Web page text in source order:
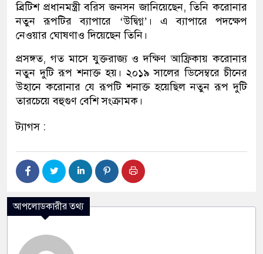
ব্রিটিশ প্রধানমন্ত্রী বরিস জনসন জানিয়েছেন, তিনি করোনার
নতুন রূপটির ব্যাপারে ‘উদ্বিগ্ন’। এ ব্যাপারে পদক্ষেপ
নেওয়ার ঘোষণাও দিয়েছেন তিনি।
প্রসঙ্গত, গত মাসে যুক্তরাজ্য ও দক্ষিণ আফ্রিকায় করোনার
নতুন দুটি রূপ শনাক্ত হয়। ২০১৯ সালের ডিসেম্বরে চীনের
উহানে করোনার যে রূপটি শনাক্ত হয়েছিল নতুন রূপ দুটি
তারচেয়ে বহুগুণ বেশি সংক্রামক।
ট্যাগস :
আপলোডকারীর তথ্য